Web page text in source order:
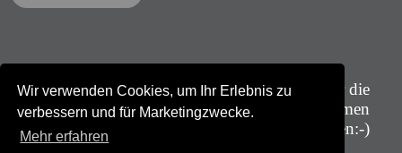
Wir verwenden Cookies, um Ihr Erlebnis zu
verbessern und für Marketingzwecke.
Mehr erfahren
Newsletter
NEWSLETTER
GBTQ Männer die
zusammen
wachsen:-)